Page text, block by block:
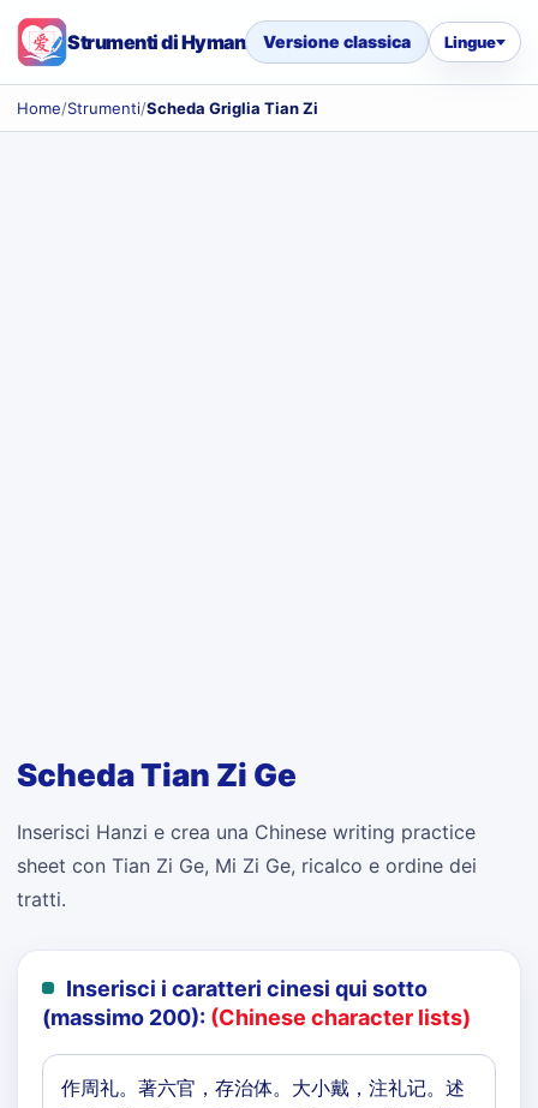
Strumenti di Hyman Versione classica Lingue
Home/Strumenti/Scheda Griglia Tian Zi
Scheda Tian Zi Ge
Inserisci Hanzi e crea una Chinese writing practice
sheet con Tian Zi Ge, Mi Zi Ge, ricalco e ordine dei
tratti.
Inserisci i caratteri cinesi qui sotto
(massimo 200): (Chinese character lists)